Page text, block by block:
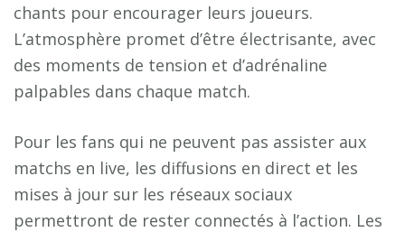
chants pour encourager leurs joueurs.
L’atmosphère promet d’être électrisante, avec
des moments de tension et d’adrénaline
palpables dans chaque match.
Pour les fans qui ne peuvent pas assister aux
matchs en live, les diffusions en direct et les
mises à jour sur les réseaux sociaux
permettront de rester connectés à l’action. Les